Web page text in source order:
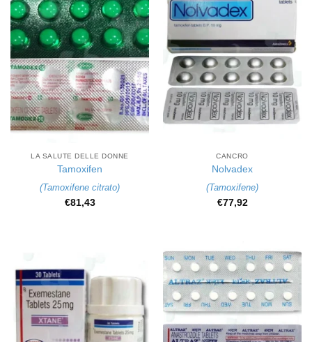
LA SALUTE DELLE DONNE
Tamoxifen
(Tamoxifene citrato)
€81,43
CANCRO
Nolvadex
(Tamoxifene)
€77,92